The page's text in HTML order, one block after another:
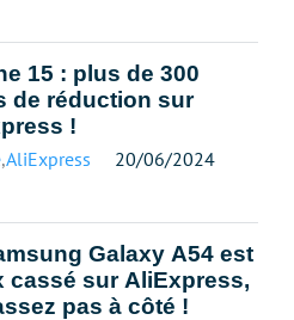
15 : plus de 300
de réduction sur
!
,AliExpress 20/06/2024
Galaxy A54 est
cassé sur AliExpress,
pas à côté !